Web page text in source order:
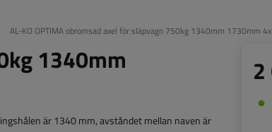
AL-KO OPTIMA obromsad axel för släpvagn 750kg 1340mm 1730mm
1340mm
är 1340 mm, avståndet mellan naven är